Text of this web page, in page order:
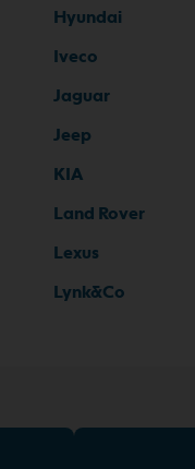
Hyundai
Iveco
Jaguar
Jeep
KIA
Land Rover
Lexus
Lynk&Co